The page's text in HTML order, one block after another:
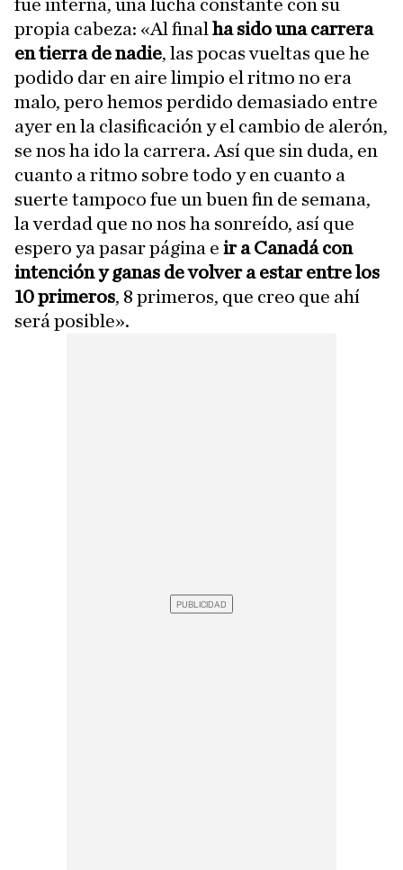
fue interna, una lucha constante con su
propia cabeza: «Al final ha sido una carrera
en tierra de nadie, las pocas vueltas que he
podido dar en aire limpio el ritmo no era
malo, pero hemos perdido demasiado entre
ayer en la clasificación y el cambio de alerón,
se nos ha ido la carrera. Así que sin duda, en
cuanto a ritmo sobre todo y en cuanto a
suerte tampoco fue un buen fin de semana,
la verdad que no nos ha sonreído, así que
espero ya pasar página e ir a Canadá con
intención y ganas de volver a estar entre los
10 primeros, 8 primeros, que creo que ahí
será posible».